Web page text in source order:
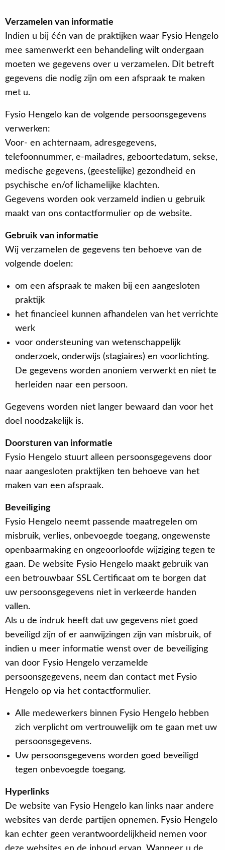
Verzamelen van informatie
Indien u bij één van de praktijken waar Fysio Hengelo
mee samenwerkt een behandeling wilt ondergaan
moeten we gegevens over u verzamelen. Dit betreft
gegevens die nodig zijn om een afspraak te maken
met u.
Fysio Hengelo kan de volgende persoonsgegevens
verwerken:
Voor- en achternaam, adresgegevens,
telefoonnummer, e-mailadres, geboortedatum, sekse,
medische gegevens, (geestelijke) gezondheid en
psychische en/of lichamelijke klachten.
Gegevens worden ook verzameld indien u gebruik
maakt van ons contactformulier op de website.
Gebruik van informatie
Wij verzamelen de gegevens ten behoeve van de
volgende doelen:
om een afspraak te maken bij een aangesloten
praktijk
het financieel kunnen afhandelen van het verrichte
werk
voor ondersteuning van wetenschappelijk
onderzoek, onderwijs (stagiaires) en voorlichting.
De gegevens worden anoniem verwerkt en niet te
herleiden naar een persoon.
Gegevens worden niet langer bewaard dan voor het
doel noodzakelijk is.
Doorsturen van informatie
Fysio Hengelo stuurt alleen persoonsgegevens door
naar aangesloten praktijken ten behoeve van het
maken van een afspraak.
Beveiliging
Fysio Hengelo neemt passende maatregelen om
misbruik, verlies, onbevoegde toegang, ongewenste
openbaarmaking en ongeoorloofde wijziging tegen te
gaan. De website Fysio Hengelo maakt gebruik van
een betrouwbaar SSL Certificaat om te borgen dat
uw persoonsgegevens niet in verkeerde handen
vallen.
Als u de indruk heeft dat uw gegevens niet goed
beveiligd zijn of er aanwijzingen zijn van misbruik, of
indien u meer informatie wenst over de beveiliging
van door Fysio Hengelo verzamelde
persoonsgegevens, neem dan contact met Fysio
Hengelo op via het contactformulier.
Alle medewerkers binnen Fysio Hengelo hebben
zich verplicht om vertrouwelijk om te gaan met uw
persoonsgegevens.
Uw persoonsgegevens worden goed beveiligd
tegen onbevoegde toegang.
Hyperlinks
De website van Fysio Hengelo kan links naar andere
websites van derde partijen opnemen. Fysio Hengelo
kan echter geen verantwoordelijkheid nemen voor